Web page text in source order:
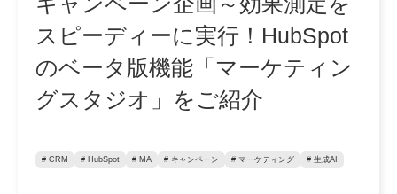
スピーディーに実行！HubSpot
のベータ版機能「マーケティン
グスタジオ」をご紹介
# CRM # HubSpot # MA # キャンペーン # マーケティング # 生成AI